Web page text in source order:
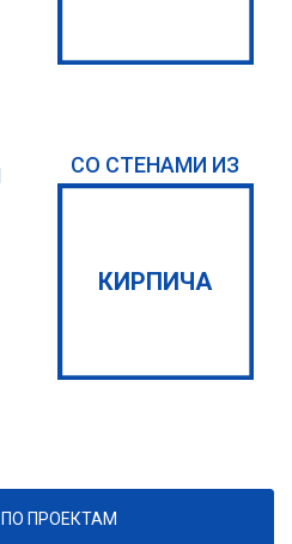
СО СТЕНАМИ ИЗ
КИРПИЧА
ПРОЕКТАМ